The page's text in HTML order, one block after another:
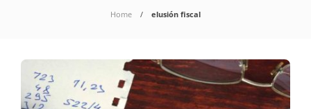
Home elusión fiscal